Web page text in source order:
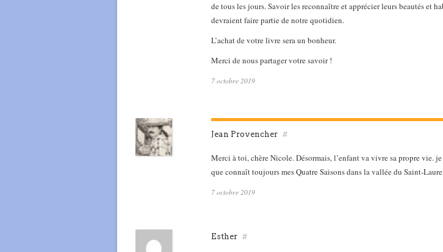
de tous les jours. Savoir les reconnaître et apprécier leurs beautés et
devraient faire partie de notre quotidien.
L’achat de votre livre sera un bonheur.
Merci de nous partager votre savoir !
7 octobre 2019
Jean Provencher #
Merci à toi, chère Nicole. Désormais, l’enfant va vivre sa propre vie.
que connaît toujours mes Quatre Saisons dans la vallée du Saint-
7 octobre 2019
Esther #